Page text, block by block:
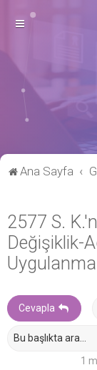
Ana Sayfa
2577 S.
Değişiklik-
Cevapla
1